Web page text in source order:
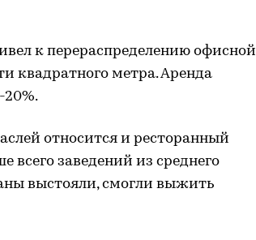
к перераспределению офисной
квадратного метра. Аренда
20%.
относится и ресторанный
всего заведений из среднего
выстояли, смогли выжить